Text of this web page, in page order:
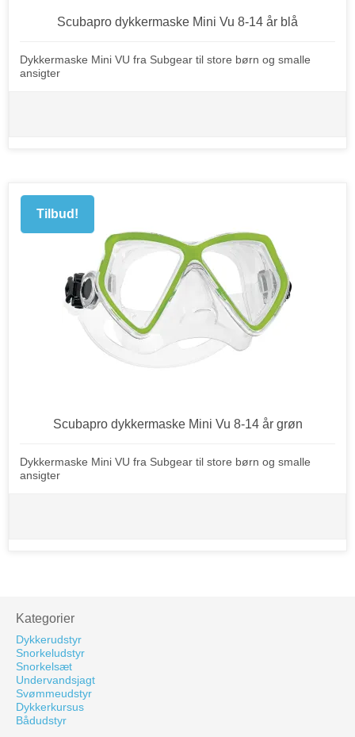
Scubapro dykkermaske Mini Vu 8-14 år blå
Dykkermaske Mini VU fra Subgear til store børn og smalle
ansigter
Tilbud!
Scubapro dykkermaske Mini Vu 8-14 år grøn
Dykkermaske Mini VU fra Subgear til store børn og smalle
ansigter
Kategorier
Dykkerudstyr
Snorkeludstyr
Snorkelsæt
Undervandsjagt
Svømmeudstyr
Dykkerkursus
Bådudstyr